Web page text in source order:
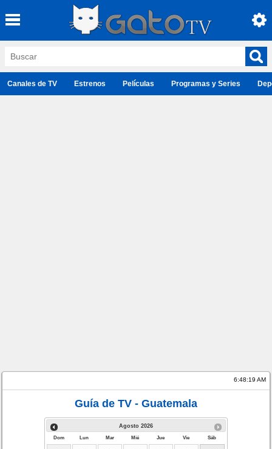
Canales de TV Estrenos Películas Programas y Series
6:48:19 AM
Guía de TV - Guatemala
Agosto 2026
Dom Lun Mar Mié Jue Vie Sáb